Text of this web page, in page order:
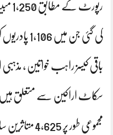
کی گئی جن
باقی کیسز راہب خواتین ،
سکاٹ اراکین سے متعلق
مجموعی طور